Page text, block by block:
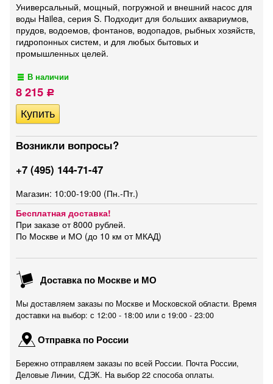
Универсальный, мощный, погружной и внешний насос для
воды Hailea, серия S. Подходит для больших аквариумов,
прудов, водоемов, фонтанов, водопадов, рыбных хозяйств,
гидропонных систем, и для любых бытовых и
промышленных целей.
В наличии
8 215 Р
Возникли вопросы?
+7 (495) 144-71-47
Магазин: 10:00-19:00 (Пн.-Пт.)
Бесплатная доставка!
При заказе от 8000 рублей.
По Москве и МО (до 10 км от МКАД)
Доставка по Москве и МО
Мы доставляем заказы по Москве и Московской области. Время
доставки на выбор: с 12:00 - 18:00 или c 19:00 - 23:00
Отправка по России
Бережно отправляем заказы по всей России. Почта России,
Деловые Линии, СДЭК. На выбор 22 способа оплаты.